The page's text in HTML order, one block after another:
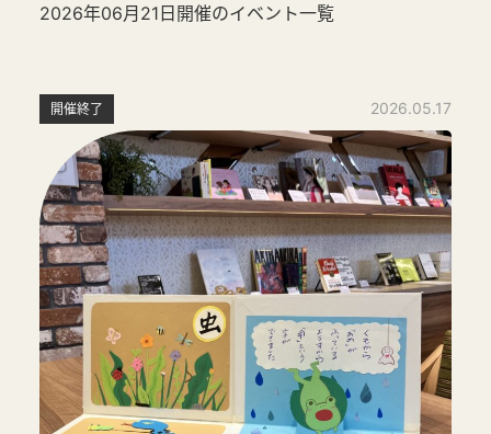
2026年06月21日開催のイベント一覧
開催終了 2026.05.17